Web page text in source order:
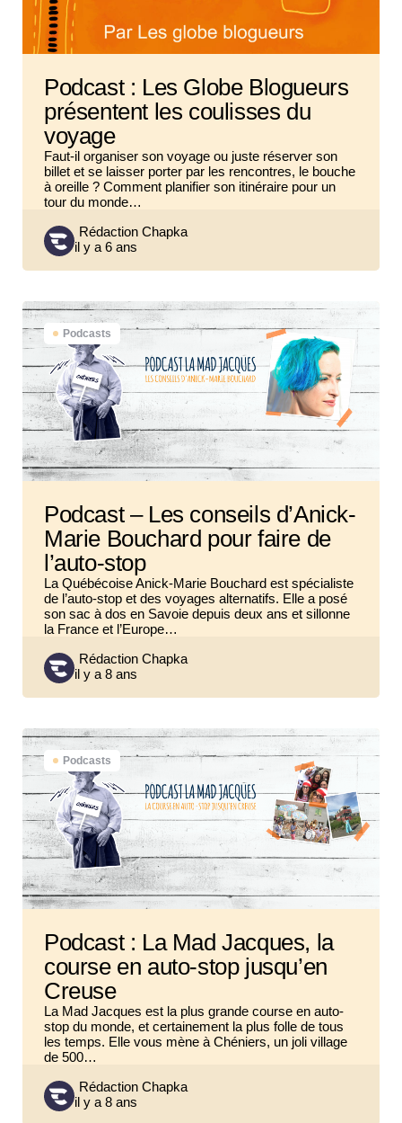
Podcast : Les Globe Blogueurs
présentent les coulisses du
voyage
Faut-il organiser son voyage ou juste réserver son
billet et se laisser porter par les rencontres, le bouche
à oreille ? Comment planifier son itinéraire pour un
tour du monde…
Posted
by
Rédaction Chapka
il y a 6 ans
Podcasts
Podcast – Les conseils d’Anick-
Marie Bouchard pour faire de
l’auto-stop
La Québécoise Anick-Marie Bouchard est spécialiste
de l’auto-stop et des voyages alternatifs. Elle a posé
son sac à dos en Savoie depuis deux ans et sillonne
la France et l’Europe…
Posted
by
Rédaction Chapka
il y a 8 ans
Podcasts
Podcast : La Mad Jacques, la
course en auto-stop jusqu’en
Creuse
La Mad Jacques est la plus grande course en auto-
stop du monde, et certainement la plus folle de tous
les temps. Elle vous mène à Chéniers, un joli village
de 500…
Posted
by
Rédaction Chapka
il y a 8 ans